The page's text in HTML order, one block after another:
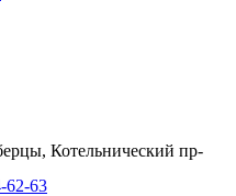
Котельнический пр-
62-63